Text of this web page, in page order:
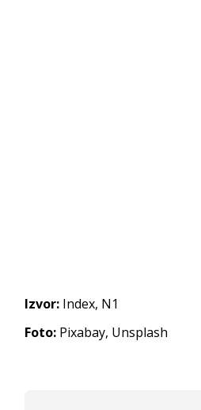
Izvor: Index, N1
Foto: Pixabay, Unsplash